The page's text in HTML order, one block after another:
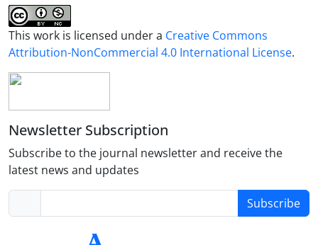
This work is licensed under a Creative Commons
Attribution-NonCommercial 4.0 International License.
Newsletter Subscription
Subscribe to the journal newsletter and receive the
latest news and updates
Subscribe